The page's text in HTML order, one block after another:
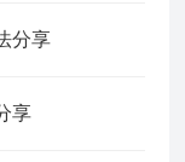
分享
享